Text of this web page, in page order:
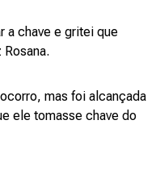
a chave e gritei que
mas foi alcançada
ele tomasse chave do